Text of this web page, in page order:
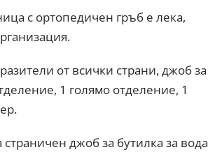
с ортопедичен гръб е лека,
от всички страни, джоб за
1 голямо отделение, 1
джоб за бутилка за вода